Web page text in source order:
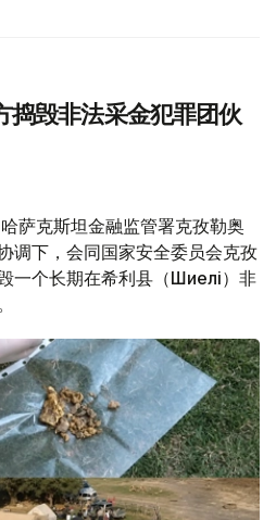
捣毁非法采金犯罪团伙
萨克斯坦金融监管署克孜勒奥
调下，会同国家安全委员会克孜
一个长期在希利县（Шиелі）非